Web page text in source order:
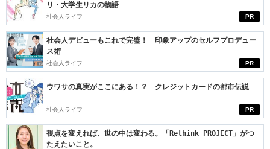
PR
リ・大学生リカの物語
社会人ライフ
PR
社会人デビューもこれで完璧！ 印象アップのセルフプロデュー
ス術
社会人ライフ
PR
ウワサの真実がここにある！？ クレジットカードの都市伝説
社会人ライフ
視点を変えれば、世の中は変わる。「Rethink PROJECT」がつ
たえたいこと。